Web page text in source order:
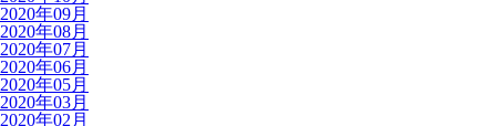
2020年09月
2020年08月
2020年07月
2020年06月
2020年05月
2020年03月
2020年02月